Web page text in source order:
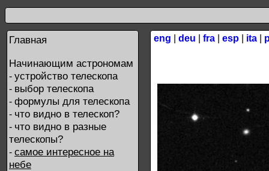
Главная
Начинающим астрономам
- устройство телескопа
- выбор телескопа
- формулы для телескопа
- что видно в телескоп?
- что видно в разные
телескопы?
- самое интересное на
небе
eng deu fra esp ita